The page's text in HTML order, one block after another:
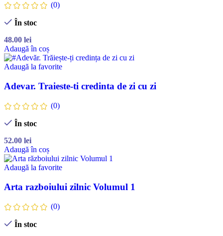
(0)
În stoc
48.00 lei
Adaugă în coș
Adaugă la favorite
Adevar. Traieste-ti credinta de zi cu zi
(0)
În stoc
52.00 lei
Adaugă în coș
Adaugă la favorite
Arta razboiului zilnic Volumul 1
(0)
În stoc